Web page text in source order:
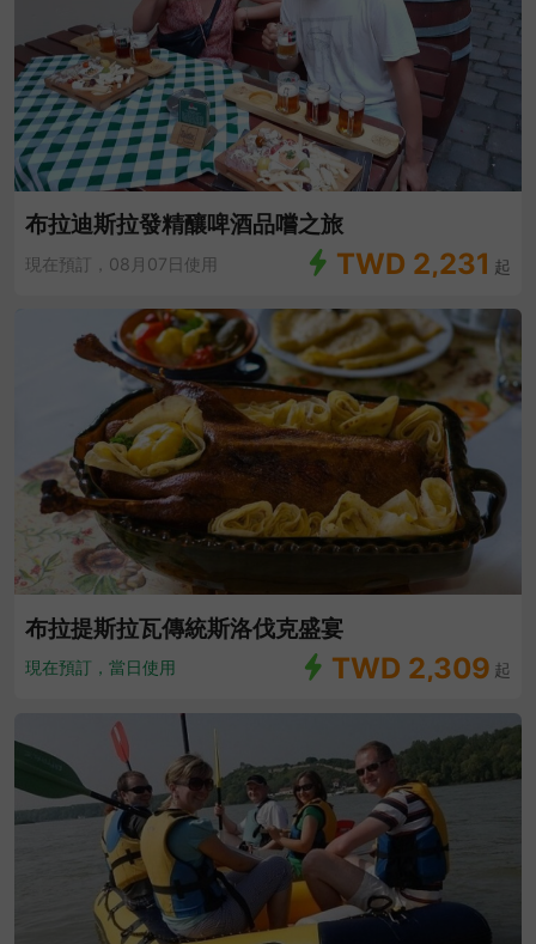
布拉迪斯拉發精釀啤酒品嚐之旅
現在預訂，08月07日使用 TWD 2,231 起
布拉提斯拉瓦傳統斯洛伐克盛宴
現在預訂，當日使用 TWD 2,309 起